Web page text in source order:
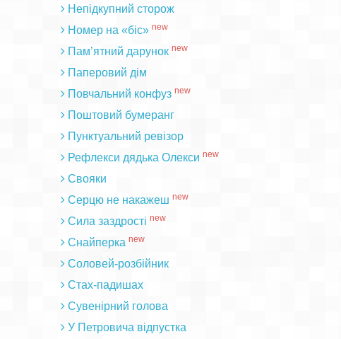
Непідкупний сторож
Номер на «біс» new
Пам’ятний дарунок new
Паперовий дім
Повчальний конфуз new
Поштовий бумеранг
Пунктуальний ревізор
Рефлекси дядька Олекси new
Свояки
Серцю не накажеш new
Сила заздрості new
Снайперка new
Соловей-розбійник
Стах-падишах
Сувенірний голова
У Петровича відпустка